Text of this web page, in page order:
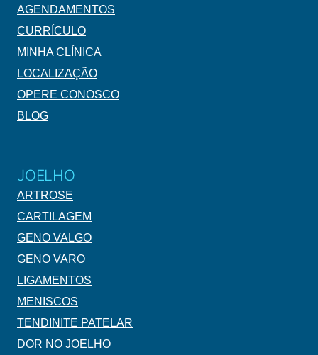
AGENDAMENTOS
CURRÍCULO
MINHA CLÍNICA
LOCALIZAÇÃO
OPERE CONOSCO
BLOG
JOELHO
ARTROSE
CARTILAGEM
GENO VALGO
GENO VARO
LIGAMENTOS
MENISCOS
TENDINITE PATELAR
DOR NO JOELHO